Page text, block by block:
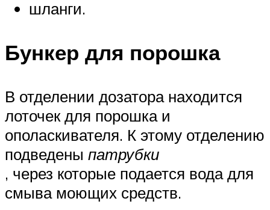
шланги.
Бункер для порошка
В отделении дозатора находится
лоточек для порошка и
ополаскивателя. К этому отделению
подведены патрубки
, через которые подается вода для
смыва моющих средств.